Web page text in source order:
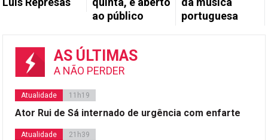
ao público
portuguesa
AS ÚLTIMAS
A NÃO PERDER
Atualidade 11h19
Ator Rui de Sá internado de urgência com enfarte
Atualidade 21h39